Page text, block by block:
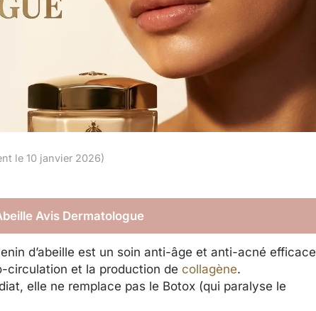
le 10 janvier 2026)
Avis Dermatologue
d’abeille est un soin anti-âge et anti-acné efficace
circulation et la production de collagène.
elle ne remplace pas le Botox (qui paralyse le